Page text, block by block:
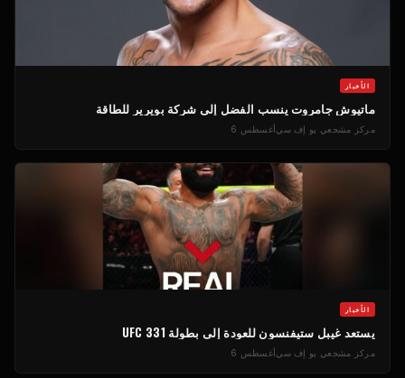
الأخبار
ماتيوش جامروت ينسب الفضل إلى شركة بويرير للطاقة
مركز مشجعي يو إف سيأغسطس 6
الأخبار
يستعد غيبل ستيفنسون للعودة إلى بطولة UFC 331
مركز مشجعي يو إف سيأغسطس 6